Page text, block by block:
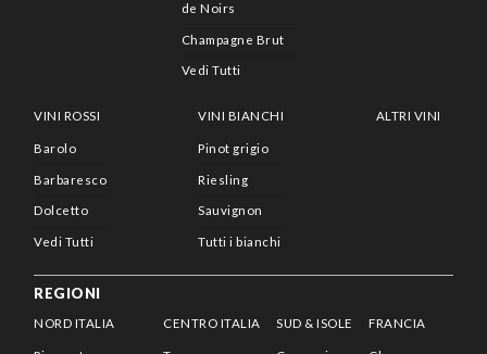
de Noirs
Champagne Brut
Vedi Tutti
VINI ROSSI
Barolo
Barbaresco
Dolcetto
Vedi Tutti
VINI BIANCHI
Pinot grigio
Riesling
Sauvignon
Tutti i bianchi
ALTRI VINI
REGIONI
NORD ITALIA CENTRO ITALIA SUD & ISOLE FRANCIA